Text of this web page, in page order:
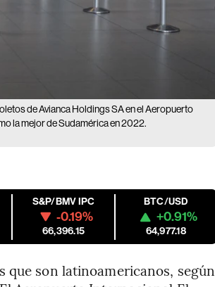
de Avianca Holdings SA en el Aeropuerto
la mejor de Sudamérica en 2022.
S&P/BMV IPC
-0.19%
66,396.15
BTC/USD
+0.91%
64,977.18
que son latinoamericanos, según